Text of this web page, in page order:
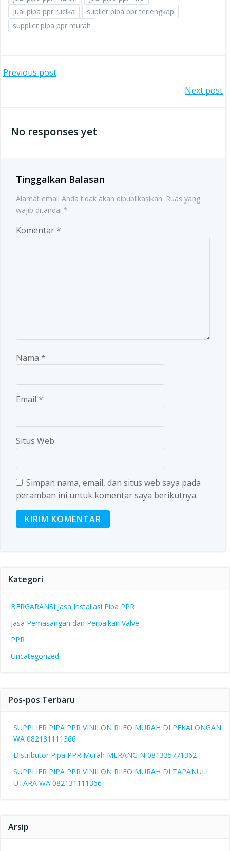
jual pipa ppr rucika
suplier pipa ppr terlengkap
supplier pipa ppr murah
Post
Previous post
navigation
Next post
No responses yet
Tinggalkan Balasan
Alamat email Anda tidak akan dipublikasikan. Ruas yang
wajib ditandai *
Komentar*
Nama *
Email *
Situs Web
Simpan nama, email, dan situs web saya pada
peramban ini untuk komentar saya berikutnya.
Kategori
BERGARANSI Jasa Installasi Pipa PPR
Jasa Pemasangan dan Perbaikan Valve
PPR
Uncategorized
Pos-pos Terbaru
SUPPLIER PIPA PPR VINILON RIIFO MURAH DI PEKALONGAN
WA 082131111366
Distributor Pipa PPR Murah MERANGIN 081335771362
SUPPLIER PIPA PPR VINILON RIIFO MURAH DI TAPANULI
UTARA WA 082131111366
Arsip